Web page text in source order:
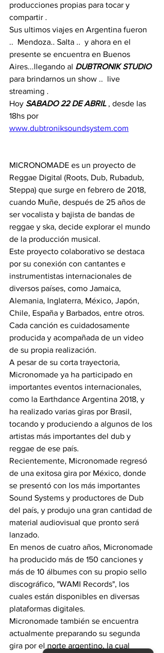
producciones propias para tocar y
compartir .
Sus ultimos viajes en Argentina fueron
..  Mendoza.. Salta ..  y ahora en el
presente se encuentra en Buenos
Aires...llegando al DUBTRONIK STUDIO
para brindarnos un show ..  live
streaming .
Hoy SABADO 22 DE ABRIL , desde las
18hs por
www.dubtroniksoundsystem.com
MICRONOMADE es un proyecto de
Reggae Digital (Roots, Dub, Rubadub,
Steppa) que surge en febrero de 2018,
cuando Muñe, después de 25 años de
ser vocalista y bajista de bandas de
reggae y ska, decide explorar el mundo
de la producción musical.
Este proyecto colaborativo se destaca
por su conexión con cantantes e
instrumentistas internacionales de
diversos países, como Jamaica,
Alemania, Inglaterra, México, Japón,
Chile, España y Barbados, entre otros.
Cada canción es cuidadosamente
producida y acompañada de un video
de su propia realización.
A pesar de su corta trayectoria,
Micronomade ya ha participado en
importantes eventos internacionales,
como la Earthdance Argentina 2018, y
ha realizado varias giras por Brasil,
tocando y produciendo a algunos de los
artistas más importantes del dub y
reggae de ese país.
Recientemente, Micronomade regresó
de una exitosa gira por México, donde
se presentó con los más importantes
Sound Systems y productores de Dub
del país, y produjo una gran cantidad de
material audiovisual que pronto será
lanzado.
En menos de cuatro años, Micronomade
ha producido más de 150 canciones y
más de 10 álbumes con su propio sello
discográfico, "WAMI Records", los
cuales están disponibles en diversas
plataformas digitales.
Micronomade también se encuentra
actualmente preparando su segunda
gira por el norte argentino, la cual